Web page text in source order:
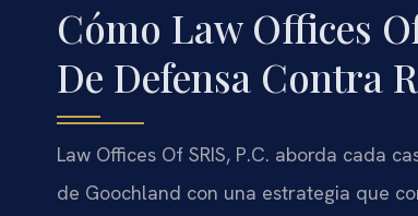
Cómo Law Offices
De Defensa Contra
Law Offices Of SRIS, P.C. aborda cada
de Goochland con una estrategia que